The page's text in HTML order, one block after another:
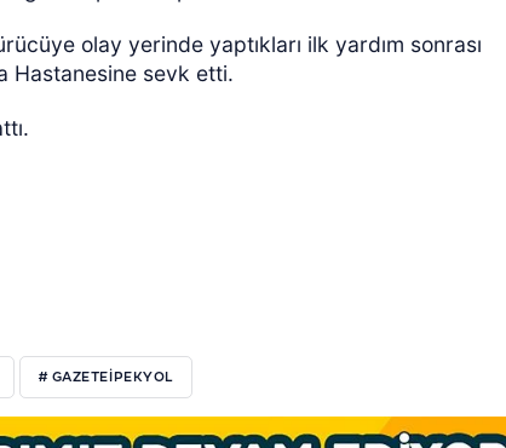
olay yerinde yaptıkları ilk yardım sonrası
Hastanesine sevk etti.
# GAZETEIPEKYOL